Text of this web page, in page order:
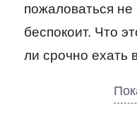
пожаловаться не
беспокоит. Что
ли срочно ехать